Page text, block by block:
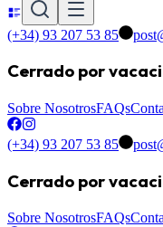
(+34) 93 207 53 85
Cerrado por
Sobre NosotrosFAQs
(+34) 93 207 53 85
Cerrado por
Sobre NosotrosFAQs